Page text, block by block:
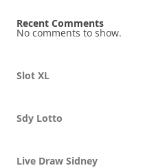
Recent Comments
No comments to show.
Slot XL
Sdy Lotto
Live Draw Sidney